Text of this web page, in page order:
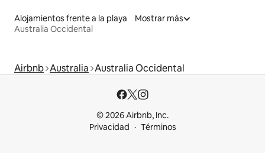
Alojamientos frente a la playa
Australia Occidental
Mostrar más
Airbnb Australia Australia Occidental
© 2026 Airbnb, Inc.
Privacidad
Términos